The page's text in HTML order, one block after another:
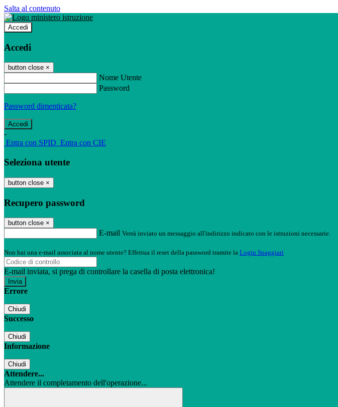
Salta al contenuto
Accedi
Accedi
button close ×
Nome Utente
Password
Password dimenticata?
-
Entra con SPID Entra con CIE
Seleziona utente
button close ×
Recupero password
button close ×
E-mail Verrà inviato un messaggio all'indirizzo indicato con le istruzioni necessarie.
Non hai una e-mail associata al nome utente? Effettua il reset della password tramite la Login Spaggiari
E-mail inviata, si prega di controllare la casella di posta elettronica!
Errore
Chiudi
Successo
Chiudi
Informazione
Chiudi
Attendere...
Attendere il completamento dell'operazione...